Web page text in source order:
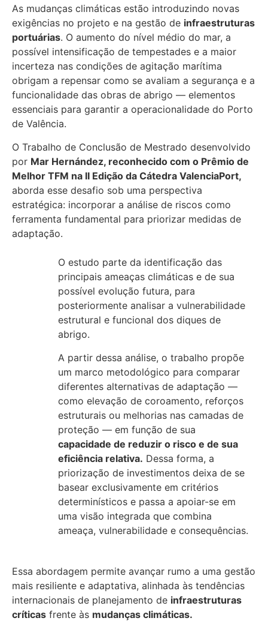
As mudanças climáticas estão introduzindo novas
exigências no projeto e na gestão de infraestruturas
portuárias. O aumento do nível médio do mar, a
possível intensificação de tempestades e a maior
incerteza nas condições de agitação marítima
obrigam a repensar como se avaliam a segurança e a
funcionalidade das obras de abrigo — elementos
essenciais para garantir a operacionalidade do Porto
de Valência.
O Trabalho de Conclusão de Mestrado desenvolvido
por Mar Hernández, reconhecido com o Prêmio de
Melhor TFM na II Edição da Cátedra ValenciaPort,
aborda esse desafio sob uma perspectiva
estratégica: incorporar a análise de riscos como
ferramenta fundamental para priorizar medidas de
adaptação.
O estudo parte da identificação das
principais ameaças climáticas e de sua
possível evolução futura, para
posteriormente analisar a vulnerabilidade
estrutural e funcional dos diques de
abrigo.
A partir dessa análise, o trabalho propõe
um marco metodológico para comparar
diferentes alternativas de adaptação —
como elevação de coroamento, reforços
estruturais ou melhorias nas camadas de
proteção — em função de sua
capacidade de reduzir o risco e de sua
eficiência relativa. Dessa forma, a
priorização de investimentos deixa de se
basear exclusivamente em critérios
determinísticos e passa a apoiar-se em
uma visão integrada que combina
ameaça, vulnerabilidade e consequências.
Essa abordagem permite avançar rumo a uma gestão
mais resiliente e adaptativa, alinhada às tendências
internacionais de planejamento de infraestruturas
críticas frente às mudanças climáticas.